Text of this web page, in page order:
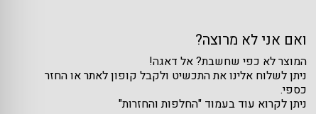
ואם אני לא מרוצה?
המוצר לא כפי שחשבת? אל דאגה!
ניתן לשלוח אלינו את התכשיט ולקבל קופון לאתר או החזר
כספי.
ניתן לקרוא עוד בעמוד "החלפות והחזרות"